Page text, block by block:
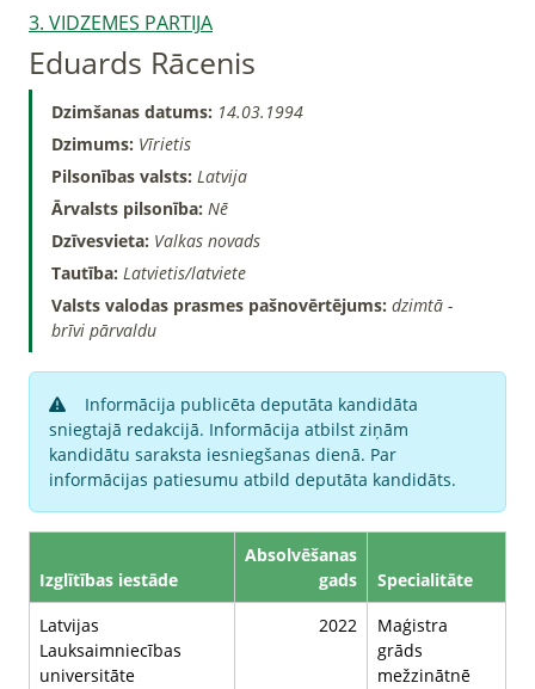
3. VIDZEMES PARTIJA
Eduards Rācenis
Dzimšanas datums: 14.03.1994
Dzimums: Vīrietis
Pilsonības valsts: Latvija
Ārvalsts pilsonība: Nē
Dzīvesvieta: Valkas novads
Tautība: Latvietis/latviete
Valsts valodas prasmes pašnovērtējums: dzimtā -
brīvi pārvaldu
Informācija publicēta deputāta kandidāta
sniegtajā redakcijā. Informācija atbilst ziņām
kandidātu saraksta iesniegšanas dienā. Par
informācijas patiesumu atbild deputāta kandidāts.
Izglītības iestāde
Absolvēšanas
gads
Specialitāte
Latvijas
Lauksaimniecības
universitāte
2022
Maģistra
grāds
mežzinātnē